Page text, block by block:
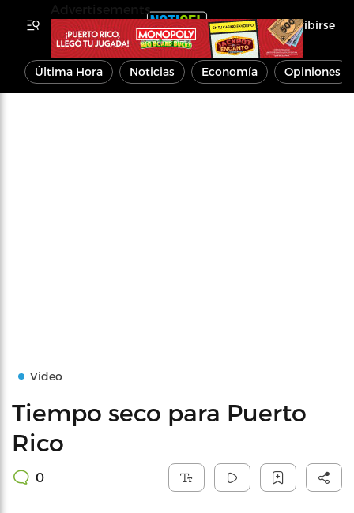
Inscribirse
Última Hora Noticias Economía Opiniones
Video
Tiempo seco para Puerto
Rico
0
Advertisements